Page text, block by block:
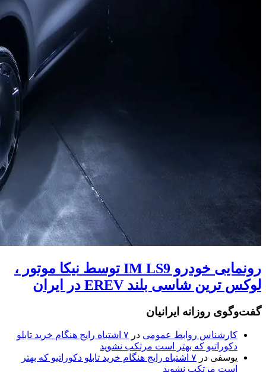
رونمایی خودرو IM LS9 توسط نیکا موتور ،
لوکس ترین شاسی بلند EREV در ایران
گفت‌وگوی روزانه ایرانیان
کارشناس روابط عمومی در
۷ اشتباه رایج هنگام خرید تابلو
دکوراتیو که بهتر است مرتکب نشوید
یوسفی در
۷ اشتباه رایج هنگام خرید تابلو دکوراتیو که بهتر
است مرتکب نشوید